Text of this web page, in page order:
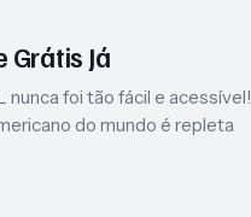
Grátis Já
nunca foi tão fácil e acessível!
do mundo é repleta